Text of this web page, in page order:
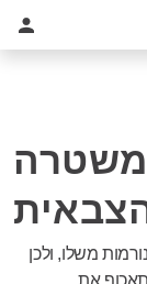
משלו, ולכן
את